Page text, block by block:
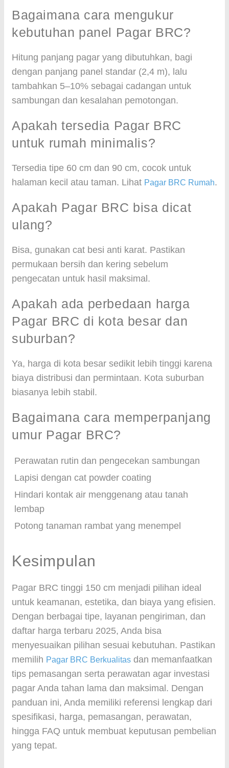
Bagaimana cara mengukur
kebutuhan panel Pagar BRC?
Hitung panjang pagar yang dibutuhkan, bagi
dengan panjang panel standar (2,4 m), lalu
tambahkan 5–10% sebagai cadangan untuk
sambungan dan kesalahan pemotongan.
Apakah tersedia Pagar BRC
untuk rumah minimalis?
Tersedia tipe 60 cm dan 90 cm, cocok untuk
halaman kecil atau taman. Lihat Pagar BRC Rumah.
Apakah Pagar BRC bisa dicat
ulang?
Bisa, gunakan cat besi anti karat. Pastikan
permukaan bersih dan kering sebelum
pengecatan untuk hasil maksimal.
Apakah ada perbedaan harga
Pagar BRC di kota besar dan
suburban?
Ya, harga di kota besar sedikit lebih tinggi karena
biaya distribusi dan permintaan. Kota suburban
biasanya lebih stabil.
Bagaimana cara memperpanjang
umur Pagar BRC?
Perawatan rutin dan pengecekan sambungan
Lapisi dengan cat powder coating
Hindari kontak air menggenang atau tanah
lembap
Potong tanaman rambat yang menempel
Kesimpulan
Pagar BRC tinggi 150 cm menjadi pilihan ideal
untuk keamanan, estetika, dan biaya yang efisien.
Dengan berbagai tipe, layanan pengiriman, dan
daftar harga terbaru 2025, Anda bisa
menyesuaikan pilihan sesuai kebutuhan. Pastikan
memilih Pagar BRC Berkualitas dan memanfaatkan
tips pemasangan serta perawatan agar investasi
pagar Anda tahan lama dan maksimal. Dengan
panduan ini, Anda memiliki referensi lengkap dari
spesifikasi, harga, pemasangan, perawatan,
hingga FAQ untuk membuat keputusan pembelian
yang tepat.